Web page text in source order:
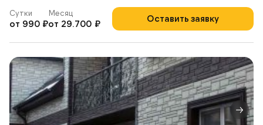
Оставить заявку
Сутки
от 990 ₽
Месяц
от 29.700 ₽